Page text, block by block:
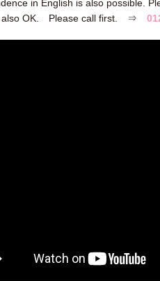
in English is also possible.
also OK. Please call first. ⇒